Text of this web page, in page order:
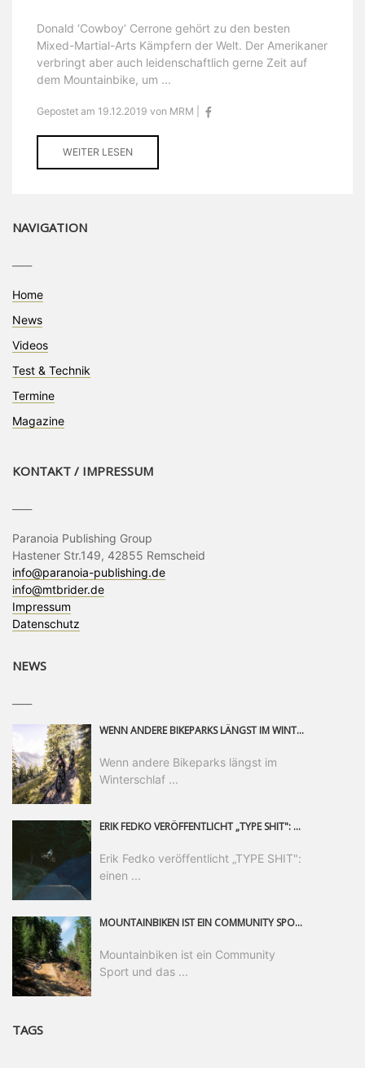
Donald ‘Cowboy’ Cerrone gehört zu den besten
Mixed-Martial-Arts Kämpfern der Welt. Der Amerikaner
verbringt aber auch leidenschaftlich gerne Zeit auf
dem Mountainbike, um ...
Gepostet am 19.12.2019 von MRM |
WEITER LESEN
NAVIGATION
Home
News
Videos
Test & Technik
Termine
Magazine
KONTAKT / IMPRESSUM
Paranoia Publishing Group
Hastener Str.149, 42855 Remscheid
info@paranoia-publishing.de
info@mtbrider.de
Impressum
Datenschutz
NEWS
WENN ANDERE BIKEPARKS LÄNGST IM WINTERSCHLAF SIND, IST MAN IN SAALFELDEN LEOGANG IMMER NOCH AM MOUNTAINBIKEN. IST DER HERBST DIE SCHÖNSTE ZEIT DES JAHRES? AUF DEN TRAILS RUND UM SAALFELDEN LEOGANG UND IM EPIC BIKEPARK LEOGANG IST ER DAS AUF JEDEN FALL – UND DIE GEFÜHLT DIE LÄNGSTE NOCH DAZU. NOCH BIS MINDESTENS 8. NOVEMBER STEHT DAS PINZGAUER MOUNTAINBIKE-PARADIES ALLEN RIDERN OFFEN, DIE EINFACH NICHT GENUG KRIEGEN KÖNNEN. DABEI HÄLT DIE GOLDENE JAHRESZEIT IN SAALFELDEN LEOGANG WEIT MEHR ALS LINES, TRAILS UND HERBSTPANORAMEN BEREIT: MIT DEM BIKE FESTIVAL, VERSCHIEDENEN LADIES SHRED EVENTS UND EINEM DIE GESAMTE SAISON ANDAUERNDEN PHOTO CONTEST ZUM 25-JÄHRIGEN BIKEPARK-JUBILÄUM GIBT ES RUND UM ÖSTERREICHS ÄLTESTEN BIKEPARK EINIGES ZU ERLEBEN.
Wenn andere Bikeparks längst im
Winterschlaf ...
ERIK FEDKO VERÖFFENTLICHT „TYPE SHIT": EINEN 23-MINÜTIGEN MOUNTAINBIKE-FILM, ÜBER DREI JAHRE RUND UM DIE WELT GEDREHT. ZEITGLEICH LAUNCHT ER DIE GLEICHNAMIGE KOLLEKTION SEINER BRAND TYPE. EIN SEGMENT DES FILMS ERSCHEINT SEPARAT AUF RED BULL BIKE.
Erik Fedko veröffentlicht „TYPE SHIT":
einen ...
MOUNTAINBIKEN IST EIN COMMUNITY SPORT UND DAS BEWEIST SICH IN DER BIKE REPUBLIC SÖLDEN GERADE EINDRUCKSVOLL AUF ALLEN LEVELN. FREERIDE PROFI, SHAPERIN UND FRISCH GEWÄHLTE SWATCH NINES MVP VERO SANDLER IST BEGEISTERT VON DER VIELFALT DER BIKE DESTINATION, DER NEUEN JUMPLINE UND PLÄDIERT FÜR MUT BEI (FRAUEN) COMMUNITIES. VERO UND IHR VERLOBTER SAM HODGES VERBRINGEN MEHRERE MONATE IN DER BIKE REPUBLIC UND LASSEN UNS DARAN TEILHABEN. UM COMMUNITY GEHT ES AUCH BEI DER PARTNERSCHAFT ZWISCHEN SÖLDEN UND DEM NEUEN RIDERS PARK DONOVALY IN DER SLOWAKEI: DER DORTIGE TOURISMUSDIREKTOR JIRI PEC IST ÜBERZEUGT: VON MEHR BIKEPARKS PROFITIERT DIE GANZE MTB-SZENE – UND MIT DOMINIK LINSER, GESCHÄFTSFÜHRER DER BRS, HAT ER DAMIT DEN PERFEKTEN PARTNER GEFUNDEN.
Mountainbiken ist ein Community
Sport und das ...
TAGS